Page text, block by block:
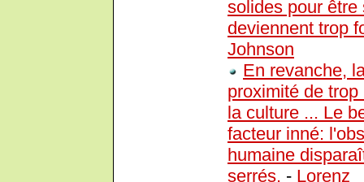
solides pour
deviennent trop
Johnson
En revanche,
proximité de
la culture ... Le
facteur inné:
humaine
serrés. - Lorenz